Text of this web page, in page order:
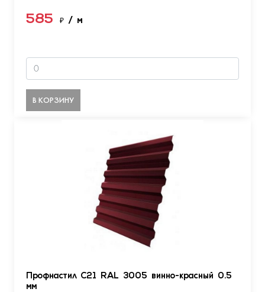
585 ₽ / м
В КОРЗИНУ
Профнастил С21 RAL 3005 винно-красный 0.5
мм